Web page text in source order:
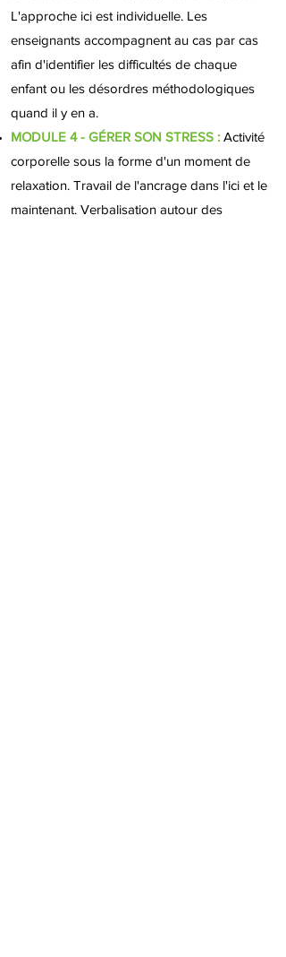
L'approche ici est individuelle. Les
enseignants accompagnent au cas par cas
afin d'identifier les difficultés de chaque
enfant ou les désordres méthodologiques
quand il y en a.
MODULE 4 - GÉRER SON STRESS : Activité
corporelle sous la forme d'un moment de
relaxation. Travail de l'ancrage dans l'ici et le
maintenant. Verbalisation autour des